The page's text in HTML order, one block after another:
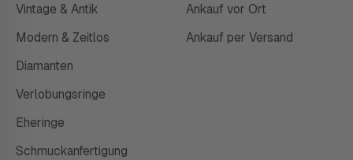
Vintage & Antik
Modern & Zeitlos
Diamanten
Verlobungsringe
Eheringe
Schmuckanfertigung
Ankauf vor Ort
Ankauf per Versand